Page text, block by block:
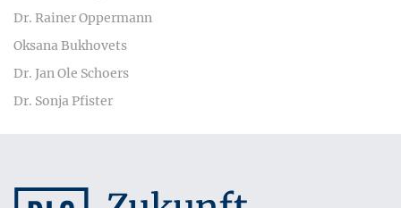
Dr. Rainer Oppermann
Oksana Bukhovets
Dr. Jan Ole Schoers
Dr. Sonja Pfister